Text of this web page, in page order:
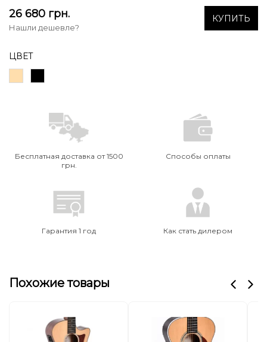
26 680 грн.
Нашли дешевле?
КУПИТЬ
ЦВЕТ
Бесплатная доставка от 1500
грн.
Способы оплаты
Гарантия 1 год Как стать дилером
Похожие товары